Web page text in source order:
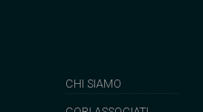
CHI SIAMO